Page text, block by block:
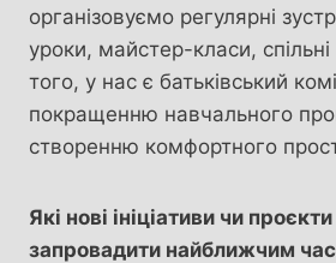
організовуємо регулярні
уроки, майстер-класи,
того, у нас є батьківський
покращенню навчального
створенню комфортного
Які нові ініціативи чи
запровадити найближчим